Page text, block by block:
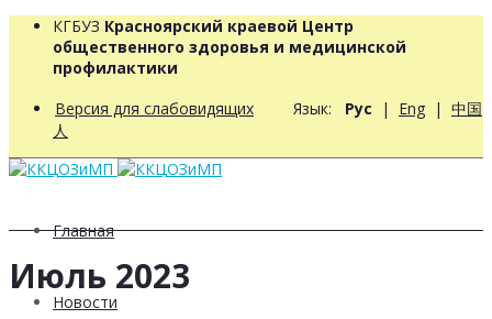
КГБУЗ Красноярский краевой Центр
общественного здоровья и медицинской
профилактики
Версия для слабовидящих Язык: Рус | Eng | 中国
人
Главная
Новости
Июль 2023